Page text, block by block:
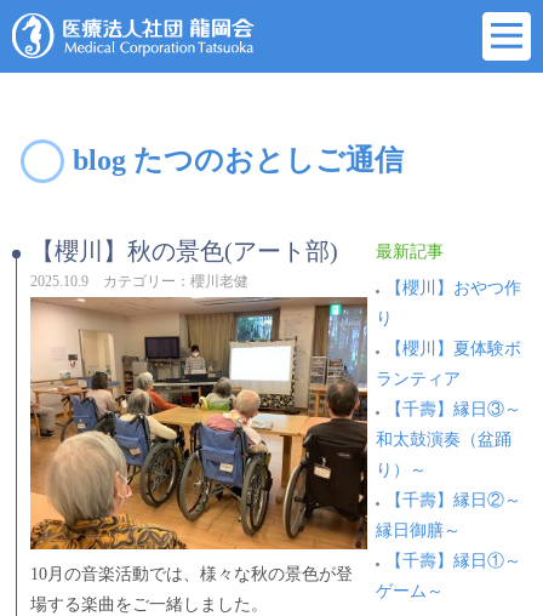
blog たつのおとしご通信
【櫻川】秋の景色(アート部)
2025.10.9 カテゴリー：櫻川老健
10月の音楽活動では、様々な秋の景色が登
場する楽曲をご一緒しました。
最新記事
【櫻川】おやつ作
り
【櫻川】夏体験ボ
ランティア
【千壽】縁日③～
和太鼓演奏（盆踊
り）～
【千壽】縁日②～
縁日御膳～
【千壽】縁日①～
ゲーム～